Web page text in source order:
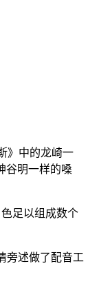
》中的龙崎一
谷明一样的嗓
足以组成数个
旁述做了配音工